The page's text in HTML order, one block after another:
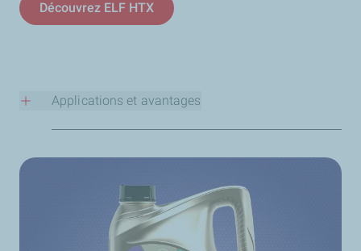
Découvrez ELF HTX
Applications et avantages
La gamme HTX d’huiles pour voitures classiques offre
Des lubrifiants haut de gamme adaptés à un large
éventail de véhicules anciens.
Elles assurent une protection de votre précieux
moteur classique contre l’usure et les températures